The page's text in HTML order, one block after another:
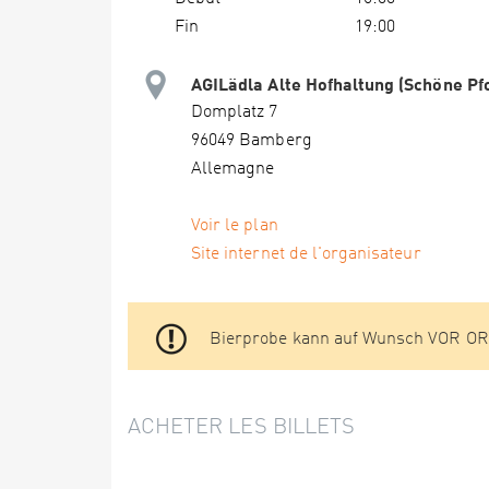
Fin
19:00
AGILädla Alte Hofhaltung (Schöne
Domplatz 7
96049 Bamberg
Allemagne
Voir le plan
Site internet de l'organisateur
Bierprobe kann auf Wunsch VOR
ACHETER LES BILLETS